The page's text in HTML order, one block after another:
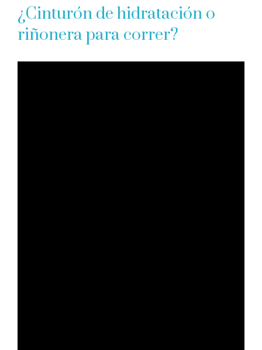
¿Cinturón de hidratación o
riñonera para correr?